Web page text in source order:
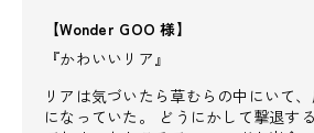
【Wonder GOO 様】
『かわいいリア』
リアは気づいたら草むらの中にいて
になっていた。 どうにかして撃退す